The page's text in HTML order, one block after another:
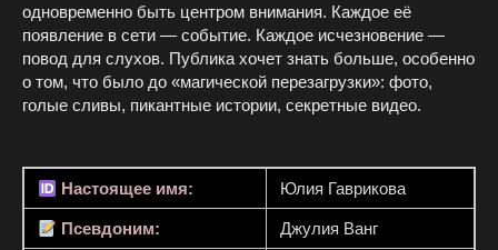
одновременно быть центром внимания. Каждое её
появление в сети — событие. Каждое исчезновение —
повод для слухов. Публика хочет знать больше, особенно
о том, что было до «магической перезагрузки»: фото,
голые сливы, пикантные истории, секретные видео.
Настоящее имя: Юлия Гаврикова
Псевдоним: Джулия Ванг